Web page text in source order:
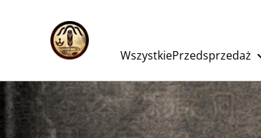
WszystkiePrzedsprzedaż